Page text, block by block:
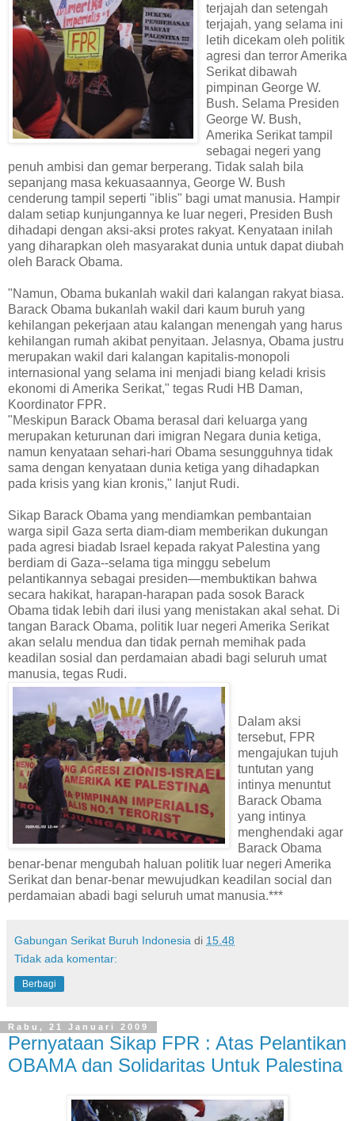
terjajah dan setengah
terjajah, yang selama ini
letih dicekam oleh politik
agresi dan terror Amerika
Serikat dibawah
pimpinan George W.
Bush. Selama Presiden
George W. Bush,
Amerika Serikat tampil
sebagai negeri yang
penuh ambisi dan gemar berperang. Tidak salah bila
sepanjang masa kekuasaannya, George W. Bush
cenderung tampil seperti "iblis" bagi umat manusia. Hampir
dalam setiap kunjungannya ke luar negeri, Presiden Bush
dihadapi dengan aksi-aksi protes rakyat. Kenyataan inilah
yang diharapkan oleh masyarakat dunia untuk dapat diubah
oleh Barack Obama.
"Namun, Obama bukanlah wakil dari kalangan rakyat biasa.
Barack Obama bukanlah wakil dari kaum buruh yang
kehilangan pekerjaan atau kalangan menengah yang harus
kehilangan rumah akibat penyitaan. Jelasnya, Obama justru
merupakan wakil dari kalangan kapitalis-monopoli
internasional yang selama ini menjadi biang keladi krisis
ekonomi di Amerika Serikat," tegas Rudi HB Daman,
Koordinator FPR.
"Meskipun Barack Obama berasal dari keluarga yang
merupakan keturunan dari imigran Negara dunia ketiga,
namun kenyataan sehari-hari Obama sesungguhnya tidak
sama dengan kenyataan dunia ketiga yang dihadapkan
pada krisis yang kian kronis," lanjut Rudi.
Sikap Barack Obama yang mendiamkan pembantaian
warga sipil Gaza serta diam-diam memberikan dukungan
pada agresi biadab Israel kepada rakyat Palestina yang
berdiam di Gaza--selama tiga minggu sebelum
pelantikannya sebagai presiden—membuktikan bahwa
secara hakikat, harapan-harapan pada sosok Barack
Obama tidak lebih dari ilusi yang menistakan akal sehat. Di
tangan Barack Obama, politik luar negeri Amerika Serikat
akan selalu mendua dan tidak pernah memihak pada
keadilan sosial dan perdamaian abadi bagi seluruh umat
manusia, tegas Rudi.
Dalam aksi
tersebut, FPR
mengajukan tujuh
tuntutan yang
intinya menuntut
Barack Obama
yang intinya
menghendaki agar
Barack Obama
benar-benar mengubah haluan politik luar negeri Amerika
Serikat dan benar-benar mewujudkan keadilan social dan
perdamaian abadi bagi seluruh umat manusia.***
Gabungan Serikat Buruh Indonesia di 15.48
Tidak ada komentar:
Berbagi
Rabu, 21 Januari 2009
Pernyataan Sikap FPR : Atas Pelantikan
OBAMA dan Solidaritas Untuk Palestina